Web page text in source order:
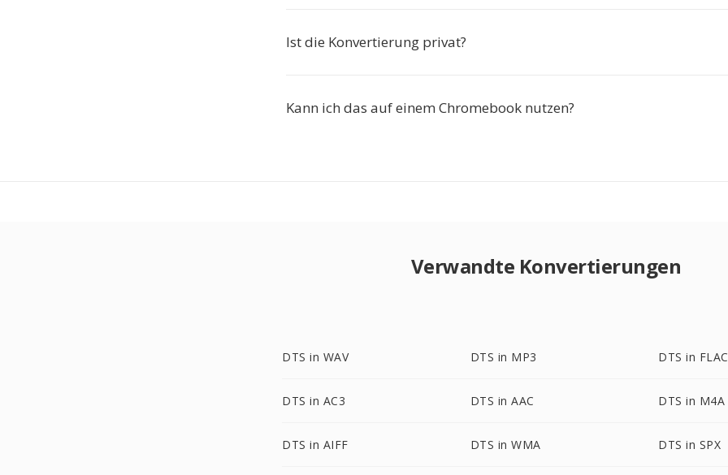
Ist die Konvertierung privat?
Kann ich das auf einem Chromebook nutzen?
Verwandte Konvertierungen
DTS in WAV DTS in MP3 DTS in FLAC
DTS in AC3 DTS in AAC DTS in M4A
DTS in AIFF DTS in WMA DTS in SPX